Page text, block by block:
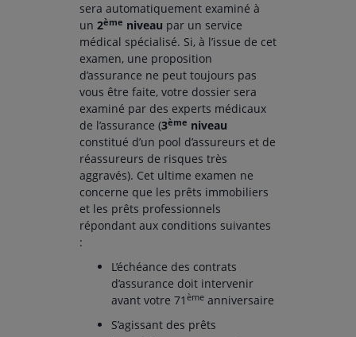
sera automatiquement examiné à
un 2ème niveau par un service
médical spécialisé. Si, à l’issue de cet
examen, une proposition
d’assurance ne peut toujours pas
vous être faite, votre dossier sera
examiné par des experts médicaux
de l’assurance (3ème niveau
constitué d’un pool d’assureurs et de
réassureurs de risques très
aggravés). Cet ultime examen ne
concerne que les prêts immobiliers
et les prêts professionnels
répondant aux conditions suivantes
:
L’échéance des contrats
d’assurance doit intervenir
avant votre 71 èmeanniversaire
S’agissant des prêts